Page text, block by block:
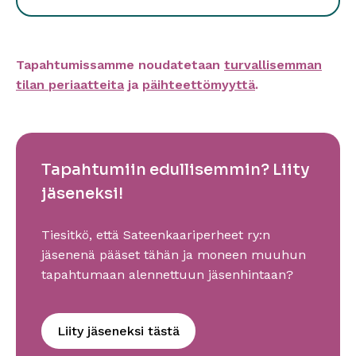
pysäköintipaikat sijaitsevat
taidemuseon läheisyydessä, noin 100
saattaminen ja noutaminen voidaan
yleensä järjestää jalankulkuväyliä
jalankulkijat ja noudatetaan
varovaisuutta.
etuosassa asfaltilla.
Tapahtumajärjestäjä määrittelee
Tapahtumissamme noudatetaan turvallisemman
tilan periaatteitaja päihteettömyyttä.
Tapahtumiin edullisemmin? Liity
jäseneksi!
Tiesitkö, että Sateenkaariperheet ry:n
jäsenenä pääset tähän ja moneen muuhun
tapahtumaan alennettuun jäsenhintaan?
Liity jäseneksi tästä